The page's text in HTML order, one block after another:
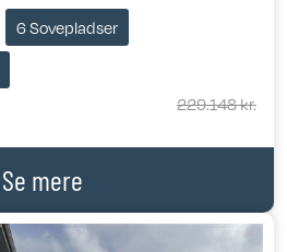
6 Sovepladser
229.148 kr.
Se mere